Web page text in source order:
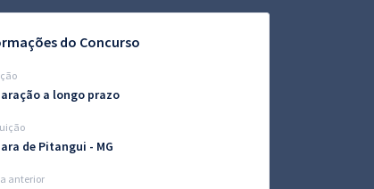
do Concurso
a longo prazo
de Pitangui - MG
anterior